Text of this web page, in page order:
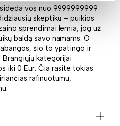
vos nuo 9999999999
skeptikų – puikios
sprendimai lemia, jog už
baldą savo namams. O
šio to ypatingo ir
kategorijai
iki 0 Eur. Čia rasite tokias
rafinuotumu,